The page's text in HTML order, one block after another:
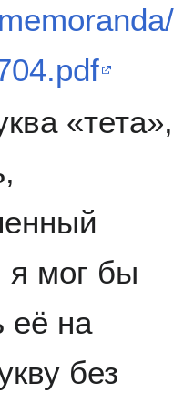
«тета»,
я мог бы
её на
без